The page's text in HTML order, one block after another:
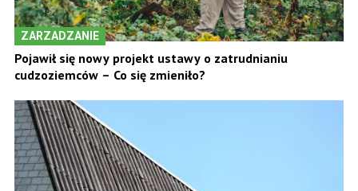
ZARZADZANIE
Pojawił się nowy projekt ustawy o zatrudnianiu
cudzoziemców – Co się zmieniło?